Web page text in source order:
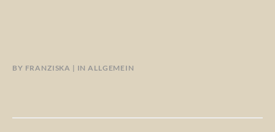
BY FRANZISKA INALLGEMEIN